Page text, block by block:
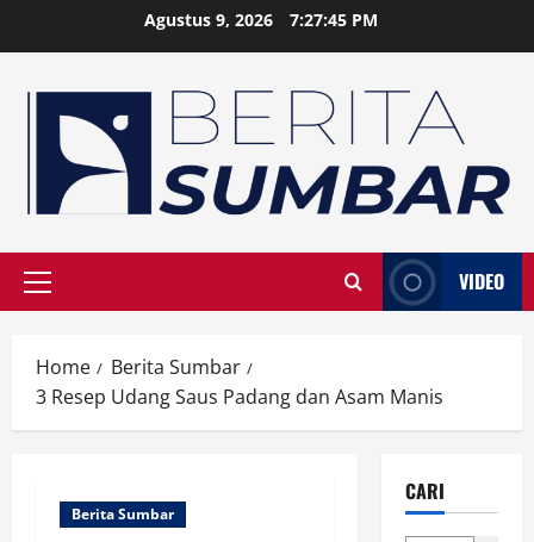
Agustus 9, 2026 7:27:46 PM
Primary
VIDEO
Home
Berita Sumbar
3 Resep Udang Saus Padang dan Asam Manis
Berita Sumbar
CARI